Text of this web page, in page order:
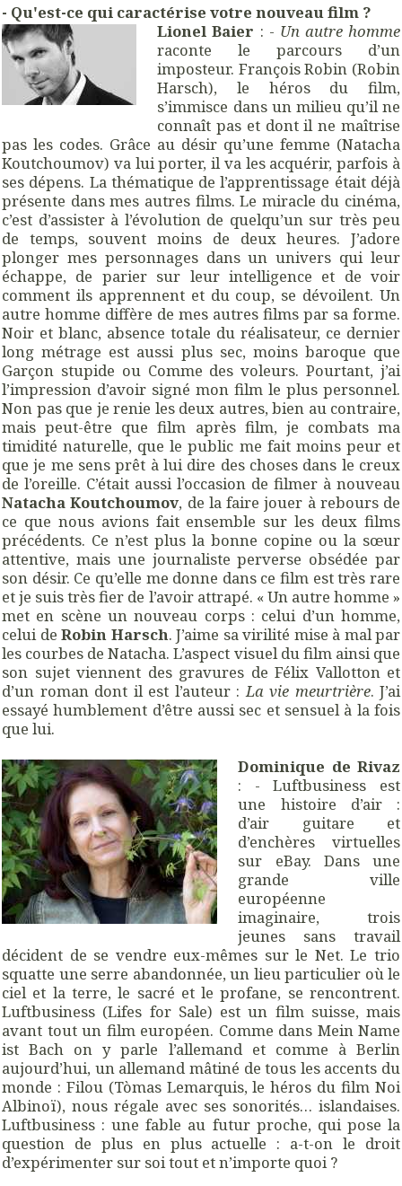
- Qu'est-ce qui caractérise votre nouveau film ?
Lionel Baier : - Un autre homme
raconte le parcours d’un
imposteur. François Robin (Robin
Harsch), le héros du film,
s’immisce dans un milieu qu’il ne
connaît pas et dont il ne maîtrise
pas les codes. Grâce au désir qu’une femme (Natacha
Koutchoumov) va lui porter, il va les acquérir, parfois à
ses dépens. La thématique de l’apprentissage était déjà
présente dans mes autres films. Le miracle du cinéma,
c’est d’assister à l’évolution de quelqu’un sur très peu
de temps, souvent moins de deux heures. J’adore
plonger mes personnages dans un univers qui leur
échappe, de parier sur leur intelligence et de voir
comment ils apprennent et du coup, se dévoilent. Un
autre homme diffère de mes autres films par sa forme.
Noir et blanc, absence totale du réalisateur, ce dernier
long métrage est aussi plus sec, moins baroque que
Garçon stupide ou Comme des voleurs. Pourtant, j’ai
l’impression d’avoir signé mon film le plus personnel.
Non pas que je renie les deux autres, bien au contraire,
mais peut-être que film après film, je combats ma
timidité naturelle, que le public me fait moins peur et
que je me sens prêt à lui dire des choses dans le creux
de l’oreille. C’était aussi l’occasion de filmer à nouveau
Natacha Koutchoumov, de la faire jouer à rebours de
ce que nous avions fait ensemble sur les deux films
précédents. Ce n’est plus la bonne copine ou la sœur
attentive, mais une journaliste perverse obsédée par
son désir. Ce qu’elle me donne dans ce film est très rare
et je suis très fier de l’avoir attrapé. « Un autre homme »
met en scène un nouveau corps : celui d’un homme,
celui de Robin Harsch. J’aime sa virilité mise à mal par
les courbes de Natacha. L’aspect visuel du film ainsi que
son sujet viennent des gravures de Félix Vallotton et
d’un roman dont il est l’auteur :La vie meurtrière. J’ai
essayé humblement d’être aussi sec et sensuel à la fois
que lui.
Dominique de Rivaz
: - Luftbusiness est
une histoire d’air :
d’air guitare et
d’enchères virtuelles
sur eBay. Dans une
grande ville
européenne
imaginaire, trois
jeunes sans travail
décident de se vendre eux-mêmes sur le Net. Le trio
squatte une serre abandonnée, un lieu particulier où le
ciel et la terre, le sacré et le profane, se rencontrent.
Luftbusiness (Lifes for Sale) est un film suisse, mais
avant tout un film européen. Comme dans Mein Name
ist Bach on y parle l’allemand et comme à Berlin
aujourd’hui, un allemand mâtiné de tous les accents du
monde : Filou (Tòmas Lemarquis, le héros du film Noi
Albinoï), nous régale avec ses sonorités… islandaises.
Luftbusiness : une fable au futur proche, qui pose la
question de plus en plus actuelle : a-t-on le droit
d’expérimenter sur soi tout et n’importe quoi ?